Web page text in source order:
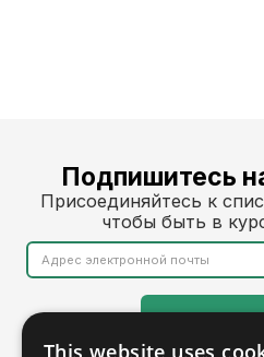
Подпишитесь
Присоединяйтесь к
чтобы быть в
This website uses